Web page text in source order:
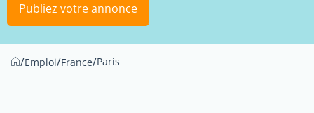
Publiez votre annonce
/Emploi/France/Paris